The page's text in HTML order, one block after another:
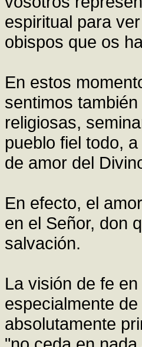
espiritual para
obispos que os
En estos
sentimos
religiosas,
pueblo fiel todo,
de amor del
En efecto, el
en el Señor, don
salvación.
La visión de fe
especialmente
absolutamente